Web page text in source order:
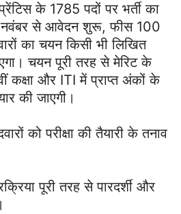
के 1785 पदों पर भर्ती का
नवंबर से आवेदन शुरू, फीस 100
का चयन किसी भी लिखित
चयन पूरी तरह से मेरिट के
कक्षा और ITI में प्राप्त अंकों के
की जाएगी।
को परीक्षा की तैयारी के तनाव
पूरी तरह से पारदर्शी और